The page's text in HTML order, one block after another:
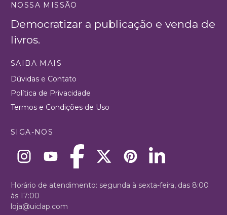
NOSSA MISSÃO
Democratizar a publicação e venda de
livros.
SAIBA MAIS
Dúvidas e Contato
Política de Privacidade
Termos e Condições de Uso
SIGA-NOS
Horário de atendimento: segunda à sexta-feira, das 8:00
às 17:00
loja@uiclap.com